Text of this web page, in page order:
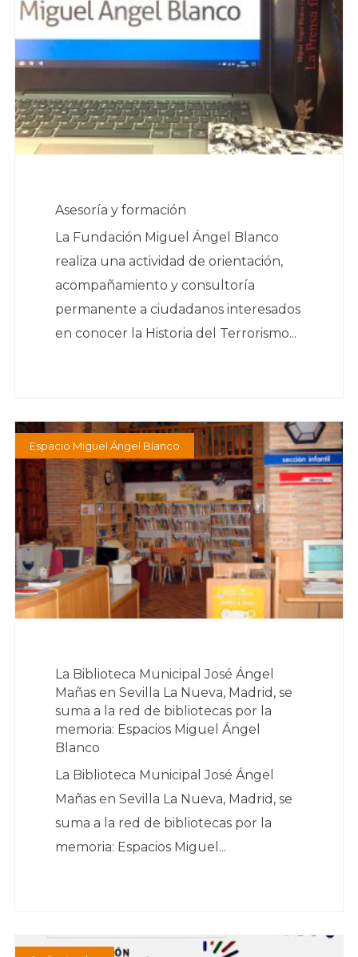
Asesoría y formación
La Fundación Miguel Ángel Blanco
realiza una actividad de orientación,
acompañamiento y consultoría
permanente a ciudadanos interesados
en conocer la Historia del Terrorismo...
Espacio Miguel Ángel Blanco
La Biblioteca Municipal José Ángel
Mañas en Sevilla La Nueva, Madrid, se
suma a la red de bibliotecas por la
memoria: Espacios Miguel Ángel
Blanco
La Biblioteca Municipal José Ángel
Mañas en Sevilla La Nueva, Madrid, se
suma a la red de bibliotecas por la
memoria: Espacios Miguel...